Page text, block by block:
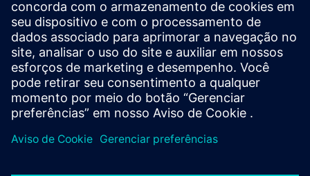
Informações e recursos adicionais
Referência SBB Basel Wolf (somente em alemão)
Pré-requisitos